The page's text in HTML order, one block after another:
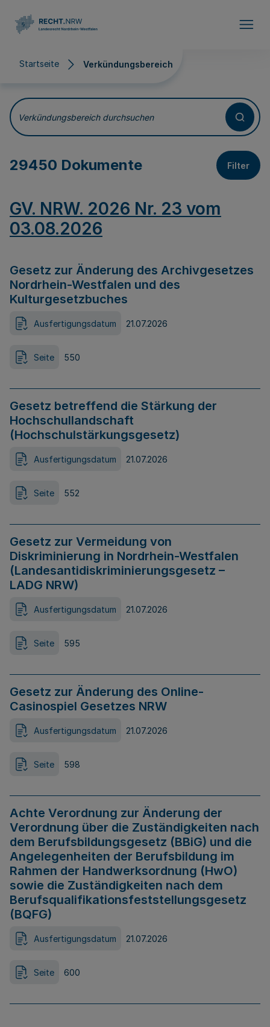
Startseite Verkündungsbereich
Verkündungsbereich
Verkündungsbereich durchsuchen
29450 Dokumente Filter
GV. NRW. 2026 Nr. 23 vom
03.08.2026
Gesetz zur Änderung des Archivgesetzes
Nordrhein-Westfalen und des
Kulturgesetzbuches
Ausfertigungsdatum 21.07.2026
Seite 550
Gesetz betreffend die Stärkung der
Hochschullandschaft
(Hochschulstärkungsgesetz)
Ausfertigungsdatum 21.07.2026
Seite 552
Gesetz zur Vermeidung von
Diskriminierung in Nordrhein-Westfalen
(Landesantidiskriminierungsgesetz –
LADG NRW)
Ausfertigungsdatum 21.07.2026
Seite 595
Gesetz zur Änderung des Online-
Casinospiel Gesetzes NRW
Ausfertigungsdatum 21.07.2026
Seite 598
Achte Verordnung zur Änderung der
Verordnung über die Zuständigkeiten nach
dem Berufsbildungsgesetz (BBiG) und die
Angelegenheiten der Berufsbildung im
Rahmen der Handwerksordnung (HwO)
sowie die Zuständigkeiten nach dem
Berufsqualifikationsfeststellungsgesetz
(BQFG)
Ausfertigungsdatum 21.07.2026
Seite 600